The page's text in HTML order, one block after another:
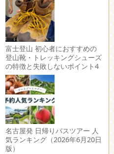
富士登山 初心者におすすめの
登山靴・トレッキングシューズ
の特徴と失敗しないポイント4
選
名古屋発 日帰りバスツアー 人
気ランキング（2026年6月20日
版）